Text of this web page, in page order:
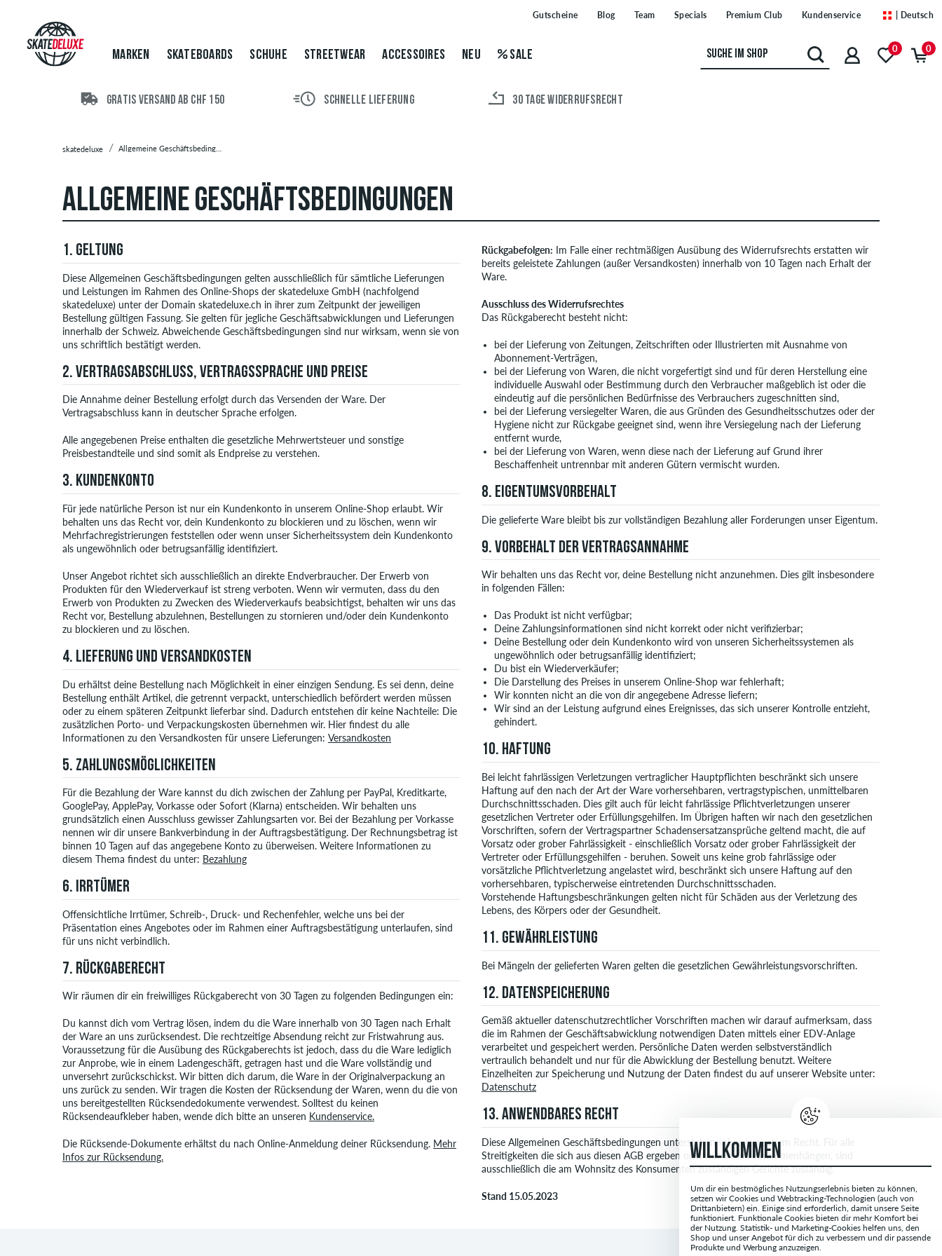
Gutscheine Blog Team Specials Premium Club Kundenservice | Deutsch
MARKEN SKATEBOARDS SCHUHE STREETWEAR ACCESSOIRES NEU SALE 0 0
GRATIS VERSAND AB CHF 150 SCHNELLE LIEFERUNG 30 TAGE WIDERRUFSRECHT
skatedeluxe
ALLGEMEINE GESCHÄFTSBEDINGUNGEN
1. GELTUNG
Diese Allgemeinen Geschäftsbedingungen gelten ausschließlich für sämtliche Lieferungen
und Leistungen im Rahmen des Online-Shops der skatedeluxe GmbH (nachfolgend
skatedeluxe) unter der Domain skatedeluxe.ch in ihrer zum Zeitpunkt der jeweiligen
Bestellung gültigen Fassung. Sie gelten für jegliche Geschäftsabwicklungen und Lieferungen
innerhalb der Schweiz. Abweichende Geschäftsbedingungen sind nur wirksam, wenn sie von
uns schriftlich bestätigt werden.
2. VERTRAGSABSCHLUSS, VERTRAGSSPRACHE UND PREISE
Die Annahme deiner Bestellung erfolgt durch das Versenden der Ware. Der
Vertragsabschluss kann in deutscher Sprache erfolgen.
Alle angegebenen Preise enthalten die gesetzliche Mehrwertsteuer und sonstige
Preisbestandteile und sind somit als Endpreise zu verstehen.
3. KUNDENKONTO
Für jede natürliche Person ist nur ein Kundenkonto in unserem Online-Shop erlaubt. Wir
behalten uns das Recht vor, dein Kundenkonto zu blockieren und zu löschen, wenn wir
Mehrfachregistrierungen feststellen oder wenn unser Sicherheitssystem dein Kundenkonto
als ungewöhnlich oder betrugsanfällig identifiziert.
Unser Angebot richtet sich ausschließlich an direkte Endverbraucher. Der Erwerb von
Produkten für den Wiederverkauf ist streng verboten. Wenn wir vermuten, dass du den
Erwerb von Produkten zu Zwecken des Wiederverkaufs beabsichtigst, behalten wir uns das
Recht vor, Bestellung abzulehnen, Bestellungen zu stornieren und/oder dein Kundenkonto
zu blockieren und zu löschen.
4. LIEFERUNG UND VERSANDKOSTEN
Du erhältst deine Bestellung nach Möglichkeit in einer einzigen Sendung. Es sei denn, deine
Bestellung enthält Artikel, die getrennt verpackt, unterschiedlich befördert werden müssen
oder zu einem späteren Zeitpunkt lieferbar sind. Dadurch entstehen dir keine Nachteile: Die
zusätzlichen Porto- und Verpackungskosten übernehmen wir. Hier findest du alle
Informationen zu den Versandkosten für unsere Lieferungen: Versandkosten
5. ZAHLUNGSMÖGLICHKEITEN
Für die Bezahlung der Ware kannst du dich zwischen der Zahlung per PayPal, Kreditkarte,
GooglePay, ApplePay, Vorkasse oder Sofort (Klarna) entscheiden. Wir behalten uns
grundsätzlich einen Ausschluss gewisser Zahlungsarten vor. Bei der Bezahlung per Vorkasse
nennen wir dir unsere Bankverbindung in der Auftragsbestätigung. Der Rechnungsbetrag ist
binnen 10 Tagen auf das angegebene Konto zu überweisen. Weitere Informationen zu
diesem Thema findest du unter: Bezahlung
6. IRRTÜMER
Offensichtliche Irrtümer, Schreib-, Druck- und Rechenfehler, welche uns bei der
Präsentation eines Angebotes oder im Rahmen einer Auftragsbestätigung unterlaufen, sind
für uns nicht verbindlich.
7. RÜCKGABERECHT
Wir räumen dir ein freiwilliges Rückgaberecht von 30 Tagen zu folgenden Bedingungen ein:
Du kannst dich vom Vertrag lösen, indem du die Ware innerhalb von 30 Tagen nach Erhalt
der Ware an uns zurücksendest. Die rechtzeitige Absendung reicht zur Fristwahrung aus.
Voraussetzung für die Ausübung des Rückgaberechts ist jedoch, dass du die Ware lediglich
zur Anprobe, wie in einem Ladengeschäft, getragen hast und die Ware vollständig und
unversehrt zurückschickst. Wir bitten dich darum, die Ware in der Originalverpackung an
uns zurück zu senden. Wir tragen die Kosten der Rücksendung der Waren, wenn du die von
uns bereitgestellten Rücksendedokumente verwendest. Solltest du keinen
Rücksendeaufkleber haben, wende dich bitte an unseren Kundenservice.
Die Rücksende-Dokumente erhältst du nach Online-Anmeldung deiner Rücksendung. Mehr
Infos zur Rücksendung.
Rückgabefolgen: Im Falle einer rechtmäßigen Ausübung des Widerrufsrechts erstatten wir
bereits geleistete Zahlungen (außer Versandkosten) innerhalb von 10 Tagen nach Erhalt der
Ware.
Ausschluss des Widerrufsrechtes
Das Rückgaberecht besteht nicht:
bei der Lieferung von Zeitungen, Zeitschriften oder Illustrierten mit Ausnahme von
Abonnement-Verträgen,
bei der Lieferung von Waren, die nicht vorgefertigt sind und für deren Herstellung eine
individuelle Auswahl oder Bestimmung durch den Verbraucher maßgeblich ist oder die
eindeutig auf die persönlichen Bedürfnisse des Verbrauchers zugeschnitten sind,
bei der Lieferung versiegelter Waren, die aus Gründen des Gesundheitsschutzes oder der
Hygiene nicht zur Rückgabe geeignet sind, wenn ihre Versiegelung nach der Lieferung
entfernt wurde,
bei der Lieferung von Waren, wenn diese nach der Lieferung auf Grund ihrer
Beschaffenheit untrennbar mit anderen Gütern vermischt wurden.
8. EIGENTUMSVORBEHALT
Die gelieferte Ware bleibt bis zur vollständigen Bezahlung aller Forderungen unser Eigentum.
9. VORBEHALT DER VERTRAGSANNAHME
Wir behalten uns das Recht vor, deine Bestellung nicht anzunehmen. Dies gilt insbesondere
in folgenden Fällen:
Das Produkt ist nicht verfügbar;
Deine Zahlungsinformationen sind nicht korrekt oder nicht verifizierbar;
Deine Bestellung oder dein Kundenkonto wird von unseren Sicherheitssystemen als
ungewöhnlich oder betrugsanfällig identifiziert;
Du bist ein Wiederverkäufer;
Die Darstellung des Preises in unserem Online-Shop war fehlerhaft;
Wir konnten nicht an die von dir angegebene Adresse liefern;
Wir sind an der Leistung aufgrund eines Ereignisses, das sich unserer Kontrolle entzieht,
gehindert.
10. HAFTUNG
Bei leicht fahrlässigen Verletzungen vertraglicher Hauptpflichten beschränkt sich unsere
Haftung auf den nach der Art der Ware vorhersehbaren, vertragstypischen, unmittelbaren
Durchschnittsschaden. Dies gilt auch für leicht fahrlässige Pflichtverletzungen unserer
gesetzlichen Vertreter oder Erfüllungsgehilfen. Im Übrigen haften wir nach den gesetzlichen
Vorschriften, sofern der Vertragspartner Schadensersatzansprüche geltend macht, die auf
Vorsatz oder grober Fahrlässigkeit - einschließlich Vorsatz oder grober Fahrlässigkeit der
Vertreter oder Erfüllungsgehilfen - beruhen. Soweit uns keine grob fahrlässige oder
vorsätzliche Pflichtverletzung angelastet wird, beschränkt sich unsere Haftung auf den
vorhersehbaren, typischerweise eintretenden Durchschnittsschaden.
Vorstehende Haftungsbeschränkungen gelten nicht für Schäden aus der Verletzung des
Lebens, des Körpers oder der Gesundheit.
11. GEWÄHRLEISTUNG
Bei Mängeln der gelieferten Waren gelten die gesetzlichen Gewährleistungsvorschriften.
12. DATENSPEICHERUNG
Gemäß aktueller datenschutzrechtlicher Vorschriften machen wir darauf aufmerksam, dass
die im Rahmen der Geschäftsabwicklung notwendigen Daten mittels einer EDV-Anlage
verarbeitet und gespeichert werden. Persönliche Daten werden selbstverständlich
vertraulich behandelt und nur für die Abwicklung der Bestellung benutzt. Weitere
Einzelheiten zur Speicherung und Nutzung der Daten findest du auf unserer Website unter:
Datenschutz
13. ANWENDBARES RECHT
Diese Allgemeinen Geschäftsbedingungen unterstehen schweizerischem Recht. Für alle
Streitigkeiten die sich aus diesen AGB ergeben oder mit diesen zusammenhängen, sind
ausschließlich die am Wohnsitz des Konsumenten zuständigen Gerichte zuständig.
Stand 15.05.2023
WILLKOMMEN
Um dir ein bestmögliches Nutzungserlebnis bieten zu können,
setzen wir Cookies und Webtracking-Technologien (auch von
Drittanbietern) ein. Einige sind erforderlich, damit unsere Seite
funktioniert. Funktionale Cookies bieten dir mehr Komfort bei
der Nutzung. Statistik- und Marketing-Cookies helfen uns, den
Shop und unser Angebot für dich zu verbessern und dir passende
Produkte und Werbung anzuzeigen.